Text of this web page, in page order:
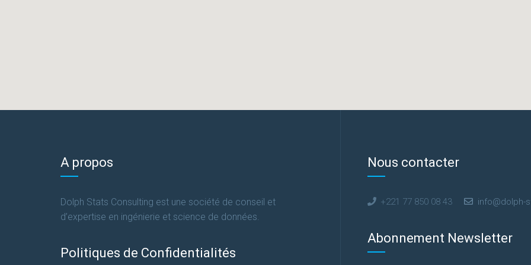
A propos
Dolph Stats Consulting est une société de conseil et
d’expertise en ingénierie et science de données.
Politiques de Confidentialités
Nous contacter
+221 77 850 08 43 info@dolph-
Abonnement Newsletter